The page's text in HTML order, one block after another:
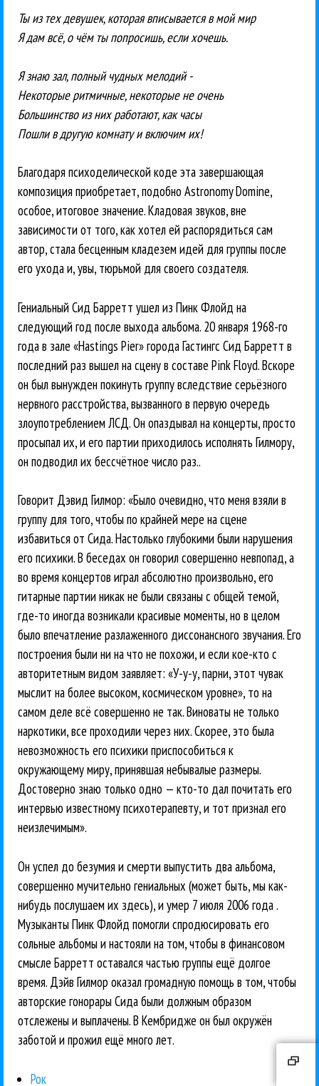
Ты из тех девушек, которая вписывается в мой мир
Я дам всё, о чём ты попросишь, если хочешь.
Я знаю зал, полный чудных мелодий -
Некоторые ритмичные, некоторые не очень
Большинство из них работают, как часы
Пошли в другую комнату и включим их!
Благодаря психоделической коде эта завершающая
композиция приобретает, подобно Astronomy Domine,
особое, итоговое значение. Кладовая звуков, вне
зависимости от того, как хотел ей распорядиться сам
автор, стала бесценным кладезем идей для группы после
его ухода и, увы, тюрьмой для своего создателя.
Гениальный Сид Барретт ушел из Пинк Флойд на
следующий год после выхода альбома. 20 января 1968-го
года в зале «Hastings Pier» города Гастингс Сид Барретт в
последний раз вышел на сцену в составе Pink Floyd. Вскоре
он был вынужден покинуть группу вследствие серьёзного
нервного расстройства, вызванного в первую очередь
злоупотреблением ЛСД. Он опаздывал на концерты, просто
просыпал их, и его партии приходилось исполнять Гилмору,
он подводил их бессчётное число раз..
Говорит Дэвид Гилмор: «Было очевидно, что меня взяли в
группу для того, чтобы по крайней мере на сцене
избавиться от Сида. Настолько глубокими были нарушения
его психики. В беседах он говорил совершенно невпопад, а
во время концертов играл абсолютно произвольно, его
гитарные партии никак не были связаны с общей темой,
где-то иногда возникали красивые моменты, но в целом
было впечатление разлаженного диссонансного звучания. Его
построения были ни на что не похожи, и если кое-кто с
авторитетным видом заявляет: «У-у-у, парни, этот чувак
мыслит на более высоком, космическом уровне», то на
самом деле всё совершенно не так. Виноваты не только
наркотики, все проходили через них. Скорее, это была
невозможность его психики приспособиться к
окружающему миру, принявшая небывалые размеры.
Достоверно знаю только одно — кто-то дал почитать его
интервью известному психотерапевту, и тот признал его
неизлечимым».
Он успел до безумия и смерти выпустить два альбома,
совершенно мучительно гениальных (может быть, мы как-
нибудь послушаем их здесь), и умер 7 июля 2006 года .
Музыканты Пинк Флойд помогли спродюсировать его
сольные альбомы и настояли на том, чтобы в финансовом
смысле Барретт оставался частью группы ещё долгое
время. Дэйв Гилмор оказал громадную помощь в том, чтобы
авторские гонорары Сида были должным образом
отслежены и выплачены. В Кембридже он был окружён
заботой и прожил ещё много лет.
Рок